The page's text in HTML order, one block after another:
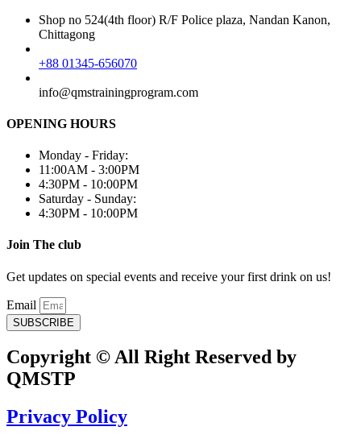
Shop no 524(4th floor) R/F Police plaza, Nandan Kanon,
Chittagong
+88 01345-656070
info@qmstrainingprogram.com
OPENING HOURS
Monday - Friday:
11:00AM - 3:00PM
4:30PM - 10:00PM
Saturday - Sunday:
4:30PM - 10:00PM
Join The club
Get updates on special events and receive your first drink on us!
Email
SUBSCRIBE
Copyright © All Right Reserved by
QMSTP
Privacy Policy